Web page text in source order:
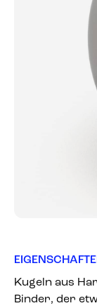
Kugeln aus
Binder, der